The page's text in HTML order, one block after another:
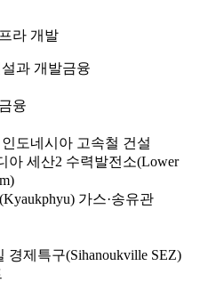
라 개발
과 개발금융
융
도네시아 고속철 건설
아 세산2 수력발전소(Lower
가스·송유관
제특구(Sihanoukville SEZ)